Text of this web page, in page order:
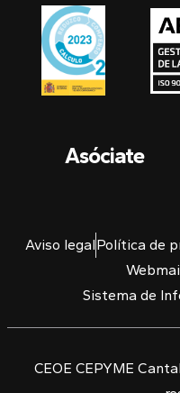
Asóciate
Aviso legalPolítica de
Sistema de
CEOE CEPYME